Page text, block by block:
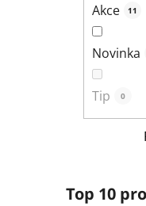
Akce 11
Novinka
Tip 0
Top 10